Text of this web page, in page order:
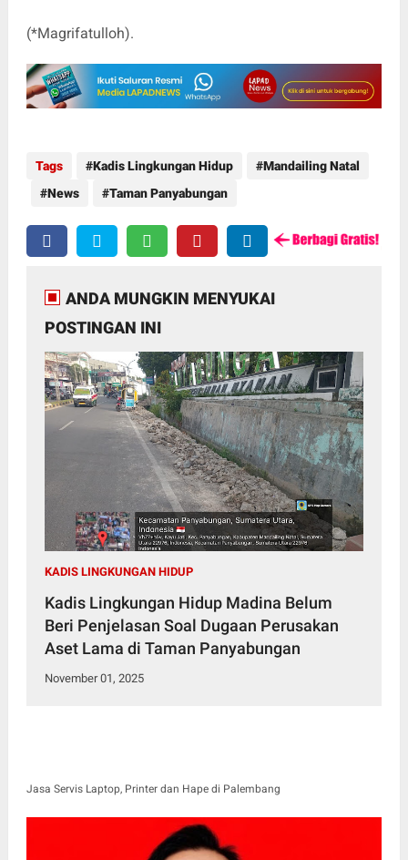
(*Magrifatulloh).
Tags Kadis Lingkungan Hidup
Mandailing Natal
News
Taman Panyabungan
ANDA MUNGKIN MENYUKAI
POSTINGAN INI
KADIS LINGKUNGAN HIDUP
Kadis Lingkungan Hidup Madina Belum
Beri Penjelasan Soal Dugaan Perusakan
Aset Lama di Taman Panyabungan
November 01, 2025
Jasa Servis Laptop, Printer dan Hape di Palembang